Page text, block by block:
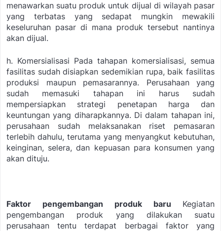
menawarkan suatu produk untuk dijual di wilayah pasar
yang terbatas yang sedapat mungkin mewakili
keseluruhan pasar di mana produk tersebut nantinya
akan dijual.
h. Komersialisasi Pada tahapan komersialisasi, semua
fasilitas sudah disiapkan sedemikian rupa, baik fasilitas
produksi maupun pemasarannya. Perusahaan yang
sudah memasuki tahapan ini harus sudah
mempersiapkan strategi penetapan harga dan
keuntungan yang diharapkannya. Di dalam tahapan ini,
perusahaan sudah melaksanakan riset pemasaran
terlebih dahulu, terutama yang menyangkut kebutuhan,
keinginan, selera, dan kepuasan para konsumen yang
akan dituju.
Faktor pengembangan produk baru
Kegiatan
pengembangan produk yang dilakukan suatu
perusahaan tentu terdapat berbagai faktor yang